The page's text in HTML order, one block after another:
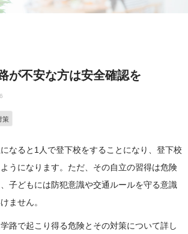
が不安な方は安全確認を
策
なると1人で登下校をすることになり、登下校
うになります。ただ、その自立の習得は危険
子どもには防犯意識や交通ルールを守る意識
ません。
路で起こり得る危険とその対策について詳し